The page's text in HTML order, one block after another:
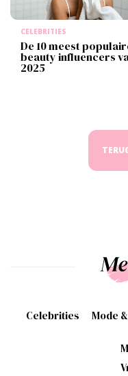
CELEBRITIES
De 10 meest
beauty influencers
2025
Celebrities Mode